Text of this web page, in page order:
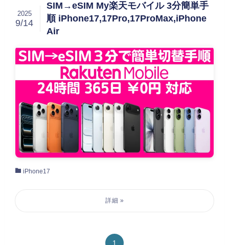
SIM→eSIM My楽天モバイル 3分簡単手
順 iPhone17,17Pro,17ProMax,iPhone
Air
2025
9/14
iPhone17
1